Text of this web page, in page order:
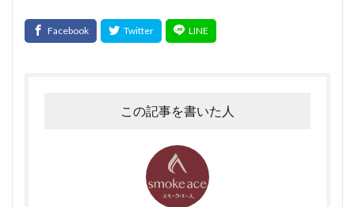
この記事を書いた人